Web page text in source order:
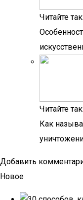
Читайте
Читайте
Как
Добавить
Новое